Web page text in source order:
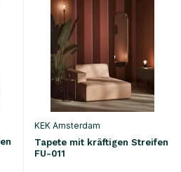
KEK Amsterdam
Tapete mit kräftigen Streifen
FU-011